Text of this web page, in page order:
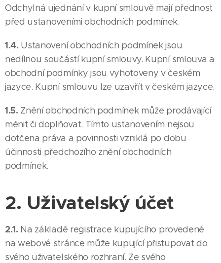
Odchylná ujednání v kupní smlouvě mají přednost
před ustanoveními obchodních podmínek.
1.4. Ustanovení obchodních podmínek jsou
nedílnou součástí kupní smlouvy. Kupní smlouva a
obchodní podmínky jsou vyhotoveny v českém
jazyce. Kupní smlouvu lze uzavřít v českém jazyce.
1.5. Znění obchodních podmínek může prodávající
měnit či doplňovat. Tímto ustanovením nejsou
dotčena práva a povinnosti vzniklá po dobu
účinnosti předchozího znění obchodních
podmínek.
2. Uživatelský účet
2.1. Na základě registrace kupujícího provedené
na webové stránce může kupující přistupovat do
svého uživatelského rozhraní. Ze svého